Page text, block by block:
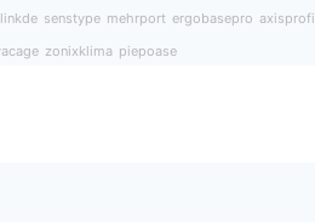
senstype mehrport ergobasepro axisprofi
zonixklima piepoase